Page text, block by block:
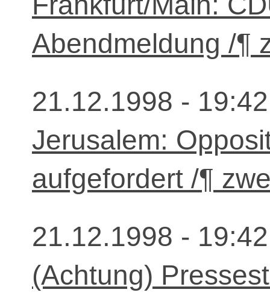
Abendmeldung /¶
21.12.1998 -
Jerusalem:
aufgefordert /¶
21.12.1998 -
(Achtung)